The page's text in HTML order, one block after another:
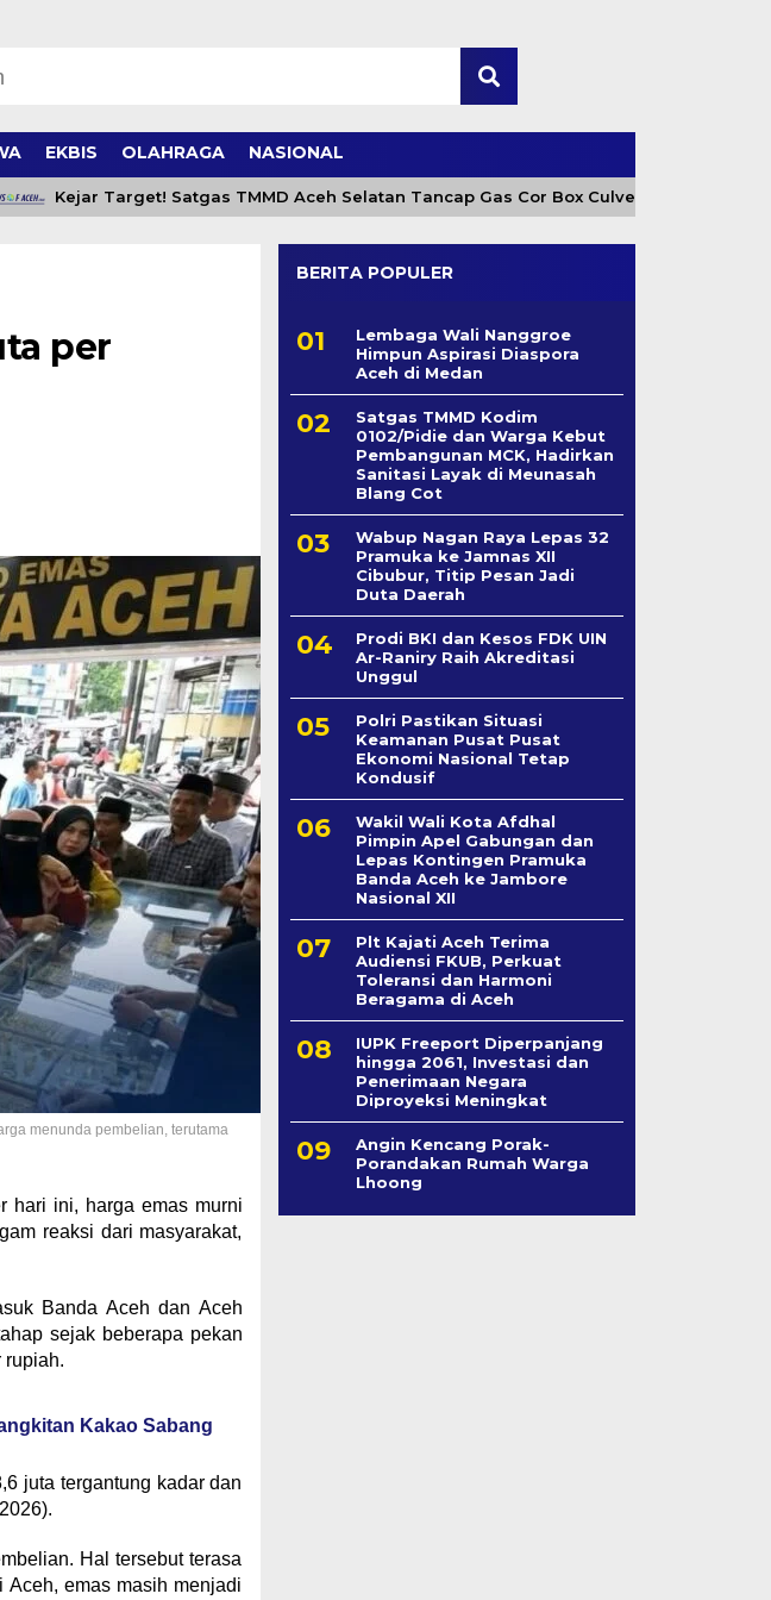
EKBIS OLAHRAGA NASIONAL
Kejar Target! Satgas TMMD Aceh Selatan Tancap Gas Cor Box Culvert
per
menunda pembelian, terutama
hari ini, harga emas murni
reaksi dari masyarakat,
Banda Aceh dan Aceh
sejak beberapa pekan
rupiah.
Kakao Sabang
juta tergantung kadar dan
Hal tersebut terasa
emas masih menjadi
BERITA POPULER
Lembaga Wali Nanggroe
Himpun Aspirasi Diaspora
Aceh di Medan
Satgas TMMD Kodim
0102/Pidie dan Warga Kebut
Pembangunan MCK, Hadirkan
Sanitasi Layak di Meunasah
Blang Cot
Wabup Nagan Raya Lepas 32
Pramuka ke Jamnas XII
Cibubur, Titip Pesan Jadi
Duta Daerah
Prodi BKI dan Kesos FDK UIN
Ar-Raniry Raih Akreditasi
Unggul
Polri Pastikan Situasi
Keamanan Pusat Pusat
Ekonomi Nasional Tetap
Kondusif
Wakil Wali Kota Afdhal
Pimpin Apel Gabungan dan
Lepas Kontingen Pramuka
Banda Aceh ke Jambore
Nasional XII
Plt Kajati Aceh Terima
Audiensi FKUB, Perkuat
Toleransi dan Harmoni
Beragama di Aceh
IUPK Freeport Diperpanjang
hingga 2061, Investasi dan
Penerimaan Negara
Diproyeksi Meningkat
Angin Kencang Porak-
Porandakan Rumah Warga
Lhoong